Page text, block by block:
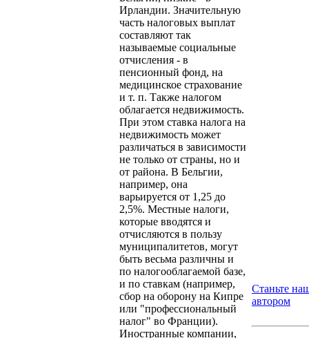
Ирландии. Значительную
часть налоговых выплат
составляют так
называемые социальные
отчисления - в
пенсионный фонд, на
медицинское страхование
и т. п. Также налогом
облагается недвижимость.
При этом ставка налога на
недвижимость может
различаться в зависимости
не только от страны, но и
от района. В Бельгии,
например, она
варьируется от 1,25 до
2,5%. Местные налоги,
которые вводятся и
отчисляются в пользу
муниципалитетов, могут
быть весьма различны и
по налогооблагаемой базе,
и по ставкам (например,
сбор на оборону на Кипре
или "профессиональный
налог" во Франции).
Иностранные компании,
Станьте
автором